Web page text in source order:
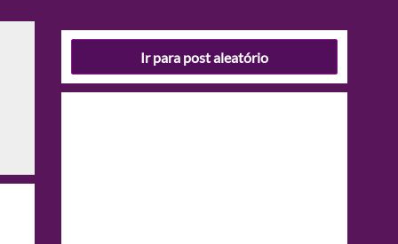
Ir para post aleatório